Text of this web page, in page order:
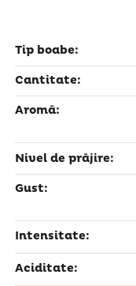
Tip boabe:
Cantitate:
Aromă:
Nivel de prăjire:
Gust:
Intensitate:
Aciditate: